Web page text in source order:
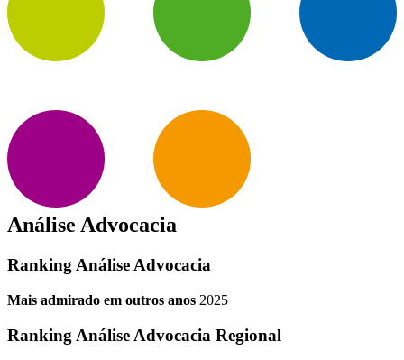
Análise Advocacia
Ranking Análise Advocacia
Mais admirado em outros anos 2025
Ranking Análise Advocacia Regional